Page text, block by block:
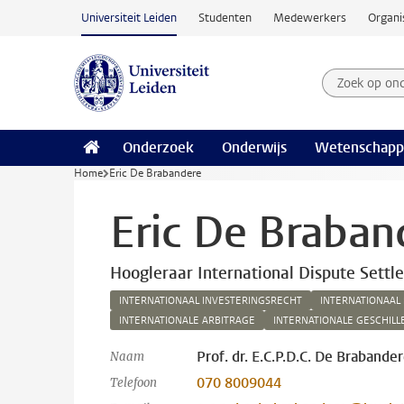
Ga naar hoofdinhoud
Universiteit Leiden Studenten Medewerkers
Zoek op
Zoekterm
Onderzoek Onderwijs
Home Eric De Brabandere
Eric De
Hoogleraar International Dispute
INTERNATIONAAL INVESTERINGSRECHT
INTERNATIONALE ARBITRAGE
INTERNATIONALE
Naam Prof. dr. E.C.P.D.C. De
Telefoon 070 8009044